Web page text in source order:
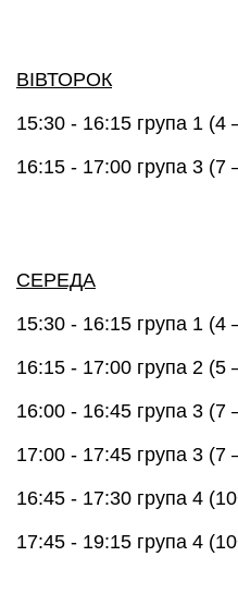
ВIВТОРОК
15:30 - 16:15 група 1 (4
16:15 - 17:00 група 3 (7
СЕРЕДА
15:30 - 16:15 група 1 (4
16:15 - 17:00 група 2 (5
16:00 - 16:45 група 3 (7
17:00 - 17:45 група 3 (7
16:45 - 17:30 група 4
17:45 - 19:15 група 4